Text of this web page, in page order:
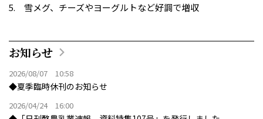
雪メグ、チーズやヨーグルトなど好調で増収
お知らせ
2026/08/07 10:58
◆夏季臨時休刊のお知らせ
2026/04/24 16:00